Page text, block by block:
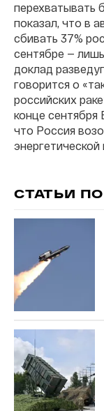
перехватывать
показал, что в
сбивать 37%
сентябре —
доклад
говорится о
российских
конце
что Россия
СТАТЬИ